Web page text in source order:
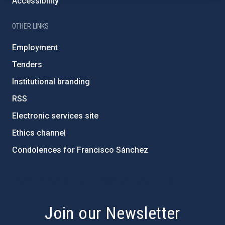
OTHER LINKS
Employment
Tenders
Institutional branding
RSS
Electronic services site
Ethics channel
Condolences for Francisco Sánchez
Join our Newsletter